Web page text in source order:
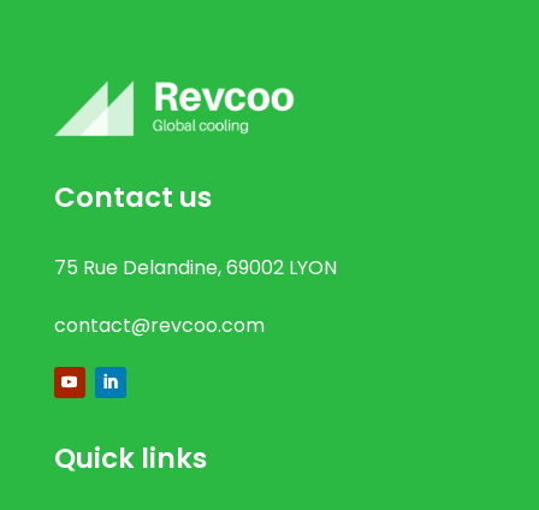
Contact us
75 Rue Delandine, 69002 LYON
contact@revcoo.com
Quick links